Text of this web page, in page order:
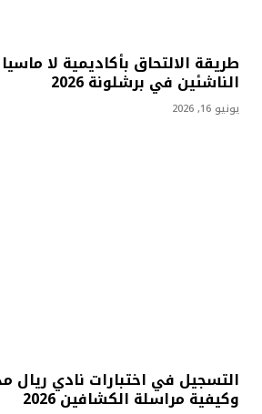
طريقة الالتحاق بأكاديمية لا
الناشئين في برشلونة 2026
يونيو 16, 2026
التسجيل في اختبارات نادي ريال
وكيفية مراسلة الكشافين 2026